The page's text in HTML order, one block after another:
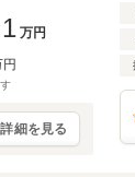
万円
詳細を見る